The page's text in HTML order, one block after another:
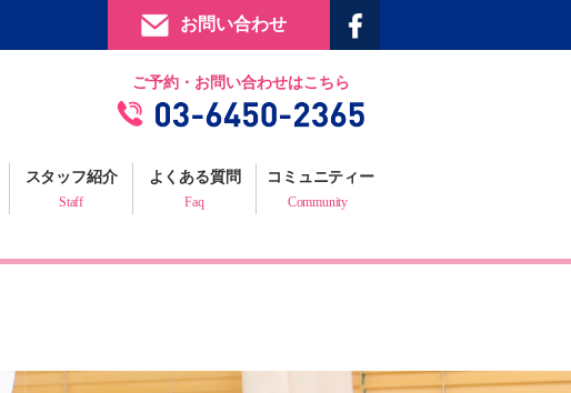
お問い合わせ
ご予約・お問い合わせはこちら
スタッフ紹介
Staff
よくある質問
Faq
コミュニティー
Community
提携施設
フィジックスマイルギャラリー
プロフェッショナルからの推薦状